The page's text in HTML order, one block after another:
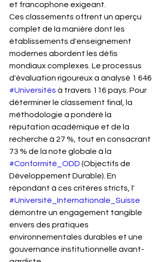
et francophone exigeant.
Ces classements offrent un aperçu
complet de la manière dont les
établissements d'enseignement
modernes abordent les défis
mondiaux complexes. Le processus
d'évaluation rigoureux a analysé 1 646
#Universités à travers 116 pays. Pour
déterminer le classement final, la
méthodologie a pondéré la
réputation académique et de la
recherche à 27 %, tout en consacrant
73 % de la note globale à la
#Conformité_ODD (Objectifs de
Développement Durable). En
répondant à ces critères stricts, l'
#Université_Internationale_Suisse
démontre un engagement tangible
envers des pratiques
environnementales durables et une
gouvernance institutionnelle avant-